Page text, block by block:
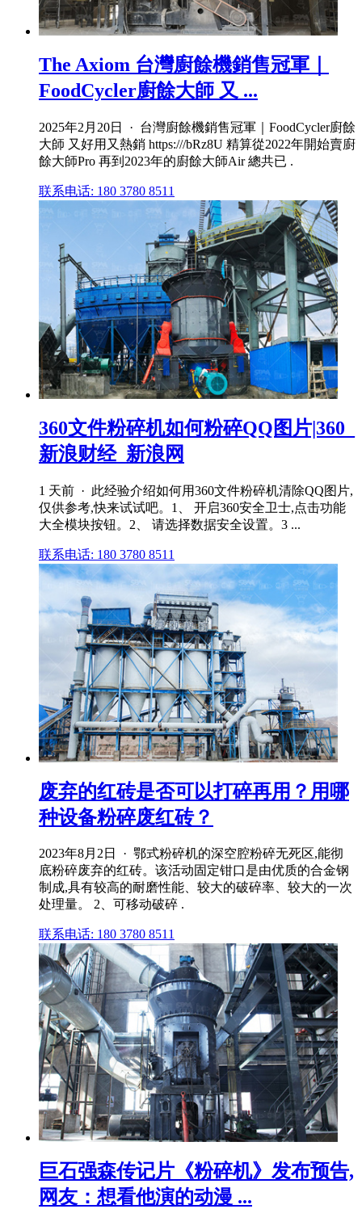
The Axiom 台灣廚餘機銷售冠軍｜
FoodCycler廚餘大師 又 ...
2025年2月20日 · 台灣廚餘機銷售冠軍｜FoodCycler廚餘
大師 又好用又熱銷 https:///bRz8U 精算從2022年開始賣廚
餘大師Pro 再到2023年的廚餘大師Air 總共已 .
联系电话: 180 3780 8511
360文件粉碎机如何粉碎QQ图片|360_
新浪财经_新浪网
1 天前 · 此经验介绍如何用360文件粉碎机清除QQ图片,
仅供参考,快来试试吧。1、 开启360安全卫士,点击功能
大全模块按钮。2、 请选择数据安全设置。3 ...
联系电话: 180 3780 8511
废弃的红砖是否可以打碎再用？用哪
种设备粉碎废红砖？
2023年8月2日 · 鄂式粉碎机的深空腔粉碎无死区,能彻
底粉碎废弃的红砖。该活动固定钳口是由优质的合金钢
制成,具有较高的耐磨性能、较大的破碎率、较大的一次
处理量。 2、可移动破碎 .
联系电话: 180 3780 8511
巨石强森传记片《粉碎机》发布预告,
网友：想看他演的动漫 ...